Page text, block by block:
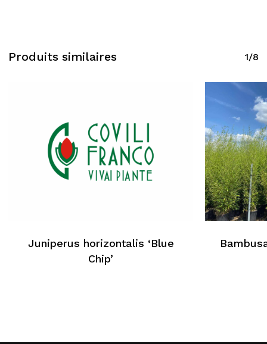
Aucun produit dans le
Produits similaires 1/8
Juniperus horizontalis ‘Blue
Chip’